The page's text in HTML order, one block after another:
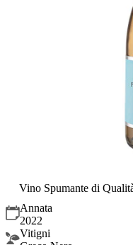
Vino Spumante di
Annata
2022
Vitigni